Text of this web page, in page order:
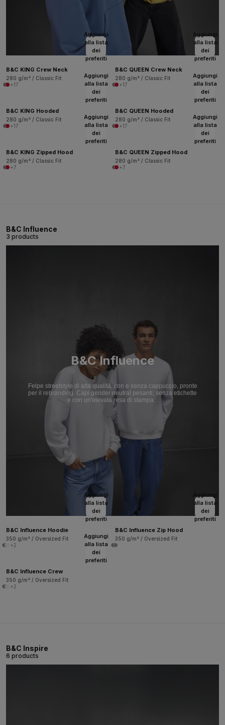
Aggiungi
alla lista
dei
preferiti
B&C KING Crew Neck
280 g/m² / Classic Fit
+17
Aggiungi
alla lista
dei
preferiti
B&C QUEEN Crew Neck
280 g/m² / Classic Fit
+17
Aggiungi
alla lista
dei
preferiti
B&C KING Hooded
280 g/m² / Classic Fit
+17
Aggiungi
alla lista
dei
preferiti
B&C QUEEN Hooded
280 g/m² / Classic Fit
+17
Aggiungi
alla lista
dei
preferiti
B&C KING Zipped Hood
280 g/m² / Classic Fit
+7
Aggiungi
alla lista
dei
preferiti
B&C QUEEN Zipped Hood
280 g/m² / Classic Fit
+7
B&C Influence
3 products
B&C Influence
Felpe streetstyle di alta qualità, con e senza cappuccio, pronte
per il rebranding. Capi gender neutral pesanti, senza etichette
e con un'elevata resa di stampa.
Aggiungi
alla lista
dei
preferiti
B&C Influence Hoodie
350 g/m² / Oversized Fit
+2
alla lista
dei
preferiti
B&C Influence Zip Hood
350 g/m² / Oversized Fit
Aggiungi
alla lista
dei
preferiti
B&C Influence Crew
350 g/m² / Oversized Fit
+2
B&C Inspire
6 products